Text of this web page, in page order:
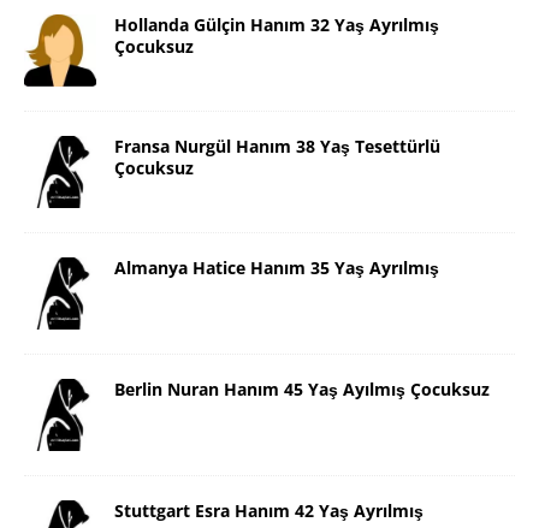
Hollanda Gülçin Hanım 32 Yaş Ayrılmış
Çocuksuz
Fransa Nurgül Hanım 38 Yaş Tesettürlü
Çocuksuz
Almanya Hatice Hanım 35 Yaş Ayrılmış
Berlin Nuran Hanım 45 Yaş Ayılmış Çocuksuz
Stuttgart Esra Hanım 42 Yaş Ayrılmış